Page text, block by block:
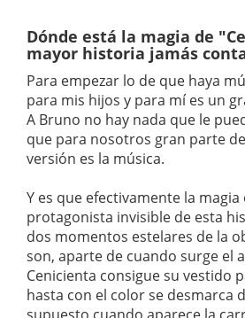
Dónde está la magia de
mayor historia jamás
Para empezar lo de que haya
para mis hijos y para mí es un
A Bruno no hay nada que le
que para nosotros gran parte
versión es la música.
Y es que efectivamente la magia
protagonista invisible de esta
dos momentos estelares de la
son, aparte de cuando surge el
Cenicienta consigue su vestido
hasta con el color se desmarca